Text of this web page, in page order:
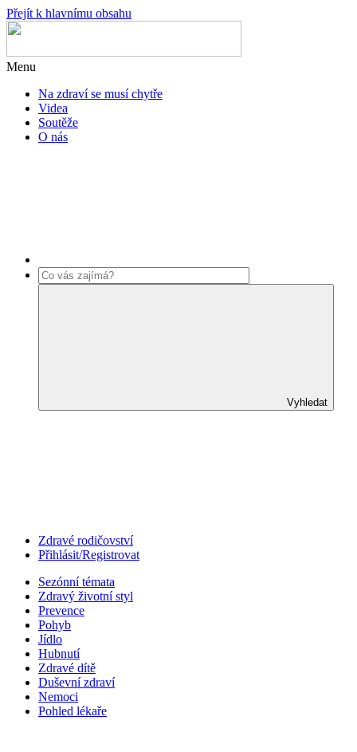
Přejít k hlavnímu obsahu
Menu
Na zdraví se musí chytře
Videa
Soutěže
O nás
Vyhledat
Zdravé rodičovství
Přihlásit/Registrovat
Sezónní témata
Zdravý životní styl
Prevence
Pohyb
Jídlo
Hubnutí
Zdravé dítě
Duševní zdraví
Nemoci
Pohled lékaře